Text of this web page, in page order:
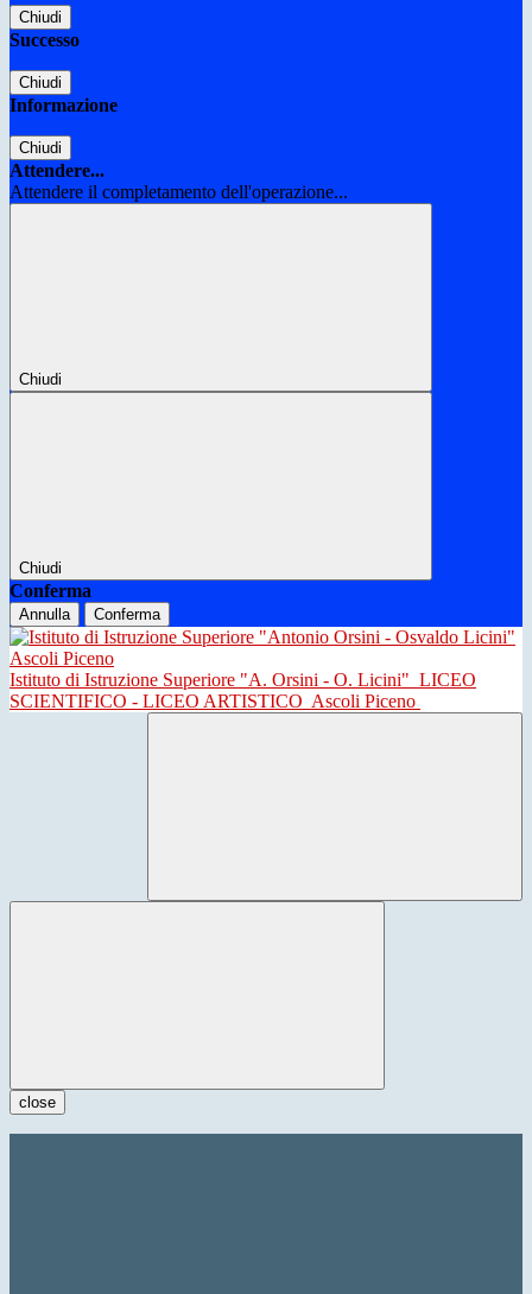
Chiudi
Successo
Chiudi
Informazione
Chiudi
Attendere...
Attendere il completamento dell'operazione...
Chiudi
Chiudi
Conferma
Annulla Conferma
Istituto di Istruzione Superiore "A. Orsini - O. Licini" LICEO
SCIENTIFICO - LICEO ARTISTICO Ascoli Piceno
close